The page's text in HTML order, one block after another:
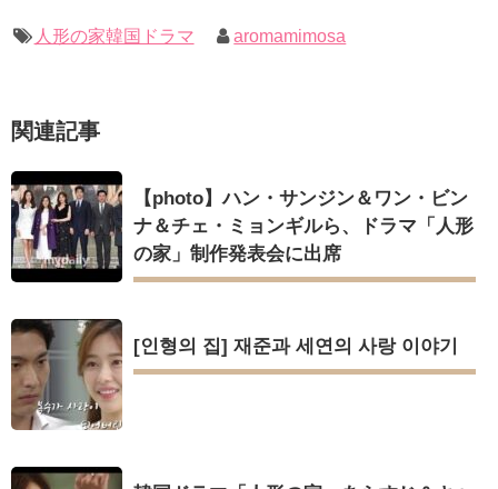
Powered by livedoor 相互RSS
幻の王女チャミョンゴ エンディング
か」出演で話題 Big News TV
Powered by livedoor 相互RSS
人形の家韓国ドラマ aromamimosa
関連記事
【photo】ハン・サンジン＆ワン・ビン
ナ＆チェ・ミョンギルら、ドラマ「人形
の家」制作発表会に出席
[인형의 집] 재준과 세연의 사랑 이야기